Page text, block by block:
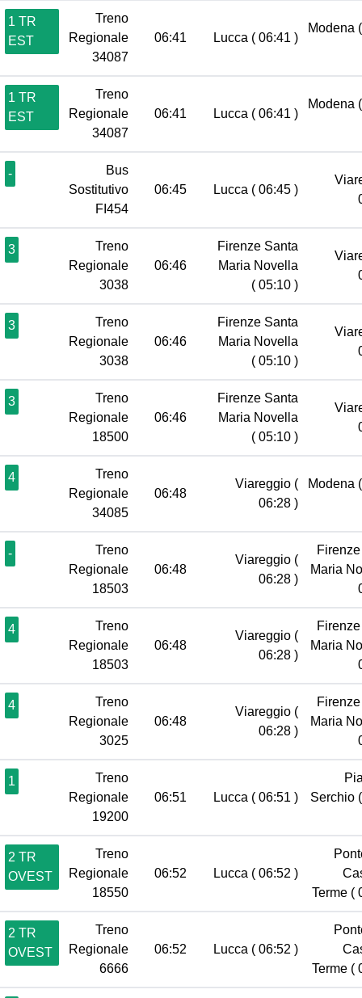
1 TR
EST
Treno
Regionale
34087
06:41 Lucca ( 06:41 )
Modena
1 TR
EST
Treno
Regionale
34087
06:41 Lucca ( 06:41 )
Modena
-
Bus
Sostitutivo
FI454
06:45 Lucca ( 06:45 )
3
Treno
Regionale
3038
06:46
Firenze Santa
Maria Novella
( 05:10 )
3
Treno
Regionale
3038
06:46
Firenze Santa
Maria Novella
( 05:10 )
3
Treno
Regionale
18500
06:46
Firenze Santa
Maria Novella
( 05:10 )
4
Treno
Regionale
34085
06:48
Viareggio (
06:28 )
Modena
-
Treno
Regionale
18503
06:48
Viareggio (
06:28 )
Maria
4
Treno
Regionale
18503
06:48
Viareggio (
06:28 )
Maria
4
Treno
Regionale
3025
06:48
Viareggio (
06:28 )
Maria
1
Treno
Regionale
19200
06:51 Lucca ( 06:51 )
Serchio
2 TR
OVEST
Treno
Regionale
18550
06:52 Lucca ( 06:52 )
Terme (
2 TR
OVEST
Treno
Regionale
6666
06:52 Lucca ( 06:52 )
Terme (